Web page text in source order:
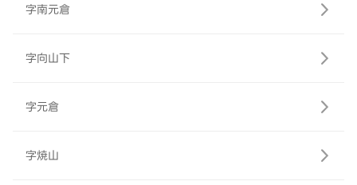
字南元倉
字向山下
字元倉
字焼山